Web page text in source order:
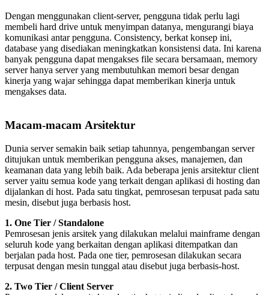
Dengan menggunakan client-server, pengguna tidak perlu lagi
membeli hard drive untuk menyimpan datanya, mengurangi biaya
komunikasi antar pengguna. Consistency, berkat konsep ini,
database yang disediakan meningkatkan konsistensi data. Ini karena
banyak pengguna dapat mengakses file secara bersamaan, memory
server hanya server yang membutuhkan memori besar dengan
kinerja yang wajar sehingga dapat memberikan kinerja untuk
mengakses data.
Macam-macam Arsitektur
Dunia server semakin baik setiap tahunnya, pengembangan server
ditujukan untuk memberikan pengguna akses, manajemen, dan
keamanan data yang lebih baik. Ada beberapa jenis arsitektur client
server yaitu semua kode yang terkait dengan aplikasi di hosting dan
dijalankan di host. Pada satu tingkat, pemrosesan terpusat pada satu
mesin, disebut juga berbasis host.
1. One Tier / Standalone
Pemrosesan jenis arsitek yang dilakukan melalui mainframe dengan
seluruh kode yang berkaitan dengan aplikasi ditempatkan dan
berjalan pada host. Pada one tier, pemrosesan dilakukan secara
terpusat dengan mesin tunggal atau disebut juga berbasis-host.
2. Two Tier / Client Server